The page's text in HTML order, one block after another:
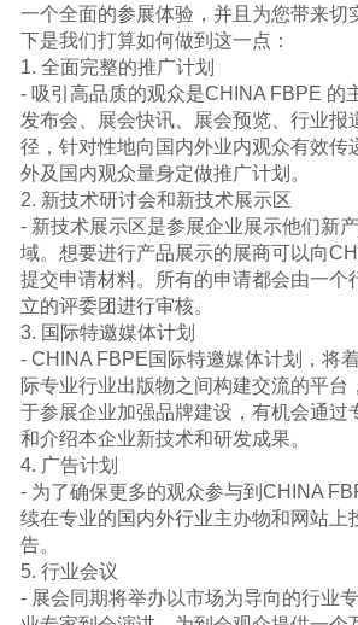
一个全面的参展体验，并且为您带来切
下是我们打算如何做到这一点：
1. 全面完整的推广计划
- 吸引高品质的观众是CHINA FBPE 的
发布会、展会快讯、展会预览、行业报
径，针对性地向国内外业内观众有效传
外及国内观众量身定做推广计划。
2. 新技术研讨会和新技术展示区
- 新技术展示区是参展企业展示他们新
域。想要进行产品展示的展商可以向
提交申请材料。所有的申请都会由一个
立的评委团进行审核。
3. 国际特邀媒体计划
- CHINA FBPE国际特邀媒体计划，将
际专业行业出版物之间构建交流的平台
于参展企业加强品牌建设，有机会通过
和介绍本企业新技术和研发成果。
4. 广告计划
- 为了确保更多的观众参与到CHINA
续在专业的国内外行业主办物和网站上
告。
5. 行业会议
- 展会同期将举办以市场为导向的行业